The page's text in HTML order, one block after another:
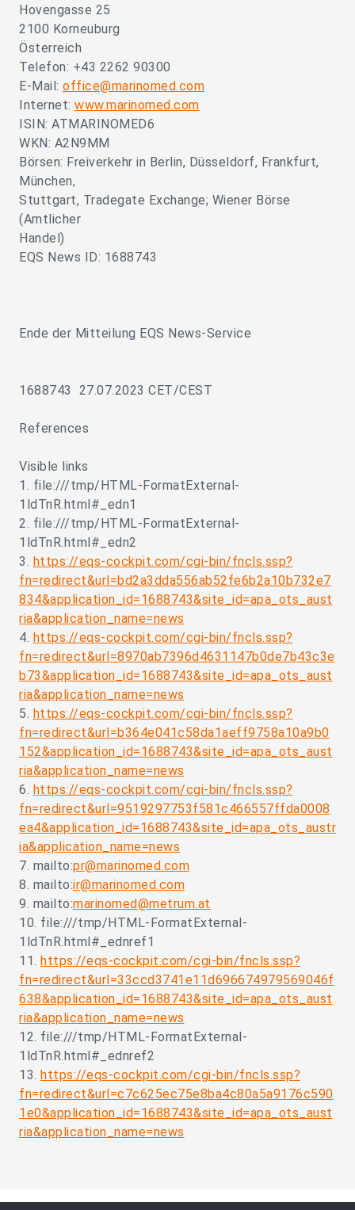
Hovengasse 25
2100 Korneuburg
Österreich
Telefon: +43 2262 90300
E-Mail: office@marinomed.com
Internet: www.marinomed.com
ISIN: ATMARINOMED6
WKN: A2N9MM
Börsen: Freiverkehr in Berlin, Düsseldorf, Frankfurt,
München,
Stuttgart, Tradegate Exchange; Wiener Börse
(Amtlicher
Handel)
EQS News ID: 1688743
Ende der Mitteilung EQS News-Service
1688743 27.07.2023 CET/CEST
References
Visible links
1. file:///tmp/HTML-FormatExternal-
1ldTnR.html#_edn1
2. file:///tmp/HTML-FormatExternal-
1ldTnR.html#_edn2
3. https://eqs-cockpit.com/cgi-bin/fncls.ssp?
fn=redirect&url=bd2a3dda556ab52fe6b2a10b732e7
834&application_id=1688743&site_id=apa_ots_aust
ria&application_name=news
4. https://eqs-cockpit.com/cgi-bin/fncls.ssp?
fn=redirect&url=8970ab7396d4631147b0de7b43c3e
b73&application_id=1688743&site_id=apa_ots_aust
ria&application_name=news
5. https://eqs-cockpit.com/cgi-bin/fncls.ssp?
fn=redirect&url=b364e041c58da1aeff9758a10a9b0
152&application_id=1688743&site_id=apa_ots_aust
ria&application_name=news
6. https://eqs-cockpit.com/cgi-bin/fncls.ssp?
fn=redirect&url=9519297753f581c466557ffda0008
ea4&application_id=1688743&site_id=apa_ots_austr
ia&application_name=news
7. mailto:pr@marinomed.com
8. mailto:ir@marinomed.com
9. mailto:marinomed@metrum.at
10. file:///tmp/HTML-FormatExternal-
1ldTnR.html#_ednref1
11. https://eqs-cockpit.com/cgi-bin/fncls.ssp?
fn=redirect&url=33ccd3741e11d696674979569046f
638&application_id=1688743&site_id=apa_ots_aust
ria&application_name=news
12. file:///tmp/HTML-FormatExternal-
1ldTnR.html#_ednref2
13. https://eqs-cockpit.com/cgi-bin/fncls.ssp?
fn=redirect&url=c7c625ec75e8ba4c80a5a9176c590
1e0&application_id=1688743&site_id=apa_ots_aust
ria&application_name=news